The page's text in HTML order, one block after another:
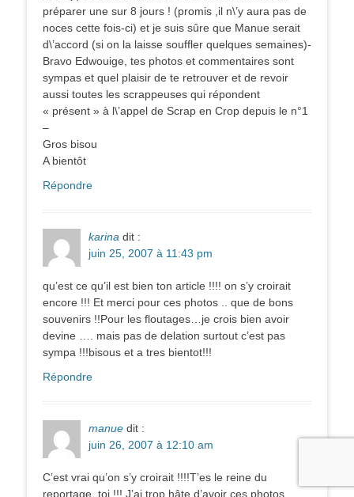
préparer une sur 8 jours ! (promis ,il n\’y aura pas de
noces cette fois-ci) et je suis sûre que Manue serait
d\’accord (si on la laisse souffler quelques semaines)-
Bravo Edwouige, tes photos et commentaires sont
sympas et quel plaisir de te retrouver et de revoir
aussi toutes les scrappeuses qui répondent
« présent » à l\’appel de Scrap en Crop depuis le n°1
–
Gros bisou
A bientôt
Répondre
karina dit :
juin 25, 2007 à 11:43 pm
qu’est ce qu’il est bien ton article !!!! on s’y croirait
encore !!! Et merci pour ces photos .. que de bons
souvenirs !!Pour les floutages…je crois bien avoir
devine …. mais pas de delation surtout c’est pas
sympa !!!bisous et a tres bientot!!!
Répondre
manue dit :
juin 26, 2007 à 12:10 am
C’est vrai qu’on s’y croirait !!!!T’es le reine du
reportage, toi !!! J’ai trop hâte d’avoir ces photos